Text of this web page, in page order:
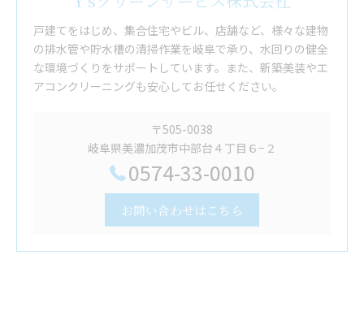
戸建てをはじめ、集合住宅やビル、店舗など、様々な建物
の排水管や貯水槽の清掃作業を岐阜で承り、水回りの健全
な環境づくりをサポートしています。また、新築美装やエ
アコンクリーニングも安心してお任せください。
〒505-0038
岐阜県美濃加茂市中部台４丁目６−２
0574-33-0010
お問い合わせはこちら